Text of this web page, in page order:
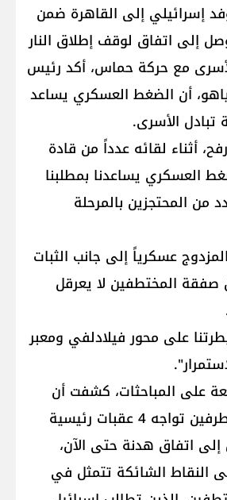
إسرائيلي إلى القاهرة ضمن
إلى اتفاق لوقف إطلاق النار
مع حركة حماس، أكد رئيس
أن الضغط العسكري يساعد
الأسرى.
أثناء لقائه عدداً من قادة
العسكري يساعدنا بمطلبنا
من المحتجزين بالمرحلة
عسكرياً إلى جانب الثبات
صفقة المختطفين لا يعرقل
على محور فيلادلفي ومعبر
على المباحثات، كشفت أن
المفاوضات بين الطرفين تواجه 4 عقبات رئيسية
اتفاق هدنة حتى الآن،
النقاط الشائكة تتمثل في